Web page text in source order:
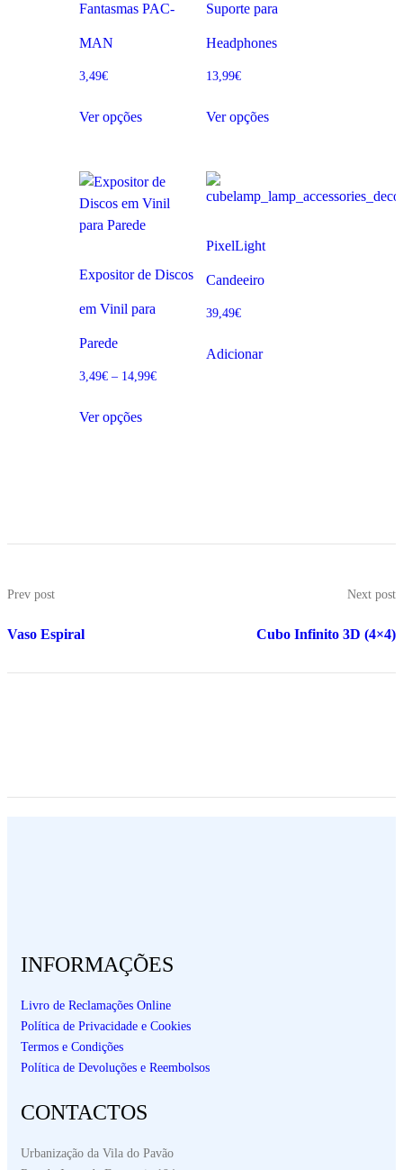
Fantasmas PAC-
MAN
3,49€
Ver opções
Suporte para
Headphones
13,99€
Ver opções
Expositor de Discos
em Vinil para
Parede
3,49€ – 14,99€
Ver opções
PixelLight
Candeeiro
39,49€
Adicionar
Prev post
Vaso Espiral
Next post
Cubo Infinito 3D (4×4)
INFORMAÇÕES
Livro de Reclamações Online
Política de Privacidade e Cookies
Termos e Condições
Política de Devoluções e Reembolsos
CONTACTOS
Urbanização da Vila do Pavão